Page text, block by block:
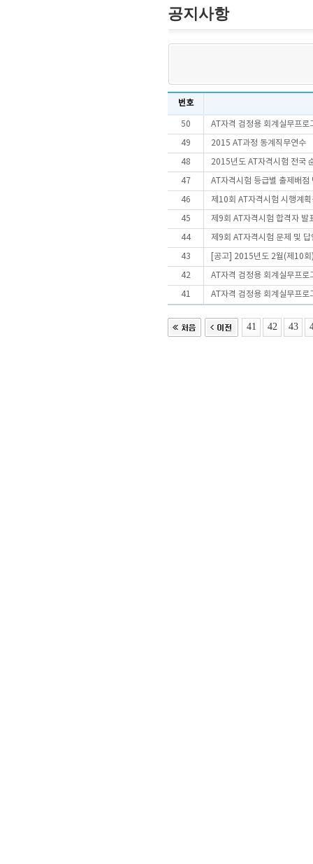
공지사항
번호
50 AT자격 검정용 회계실무프
49 2015 AT과정 동계직무연수
48 2015년도 AT자격시험 전국
47 AT자격시험 등급별 출제배점
46 제10회 AT자격시험 시행계
45 제9회 AT자격시험 합격자 발
44 제9회 AT자격시험 문제 및 답
43 [공고] 2015년도 2월(제10
42 AT자격 검정용 회계실무프
41 AT자격 검정용 회계실무프
41 42 43